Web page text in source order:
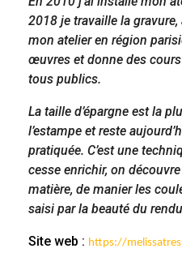
2018 je travaille la
mon atelier en région
œuvres et donne des
tous publics.
La taille d’épargne est la
l’estampe et reste
pratiquée. C’est une
cesse enrichir, on
matière, de manier les
saisi par la beauté du
Site web : https://